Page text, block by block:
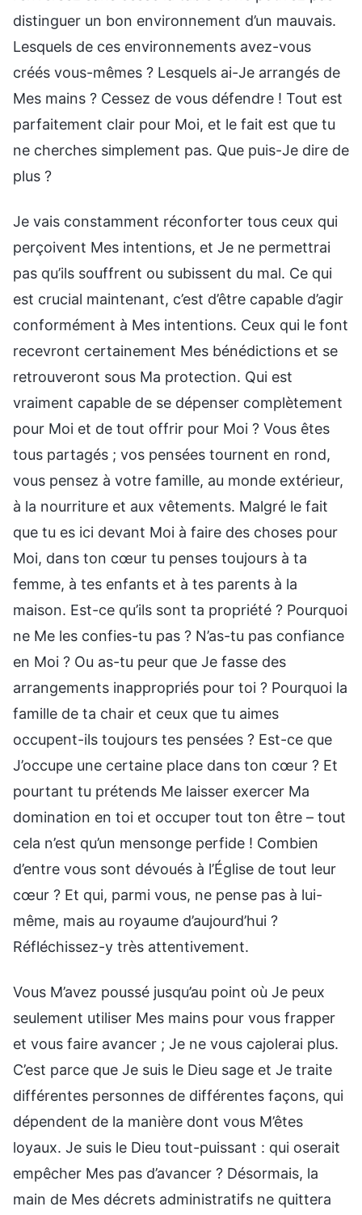
distinguer un bon environnement d’un mauvais.
Lesquels de ces environnements avez-vous
créés vous-mêmes ? Lesquels ai-Je arrangés de
Mes mains ? Cessez de vous défendre ! Tout est
parfaitement clair pour Moi, et le fait est que tu
ne cherches simplement pas. Que puis-Je dire de
plus ?
Je vais constamment réconforter tous ceux qui
perçoivent Mes intentions, et Je ne permettrai
pas qu’ils souffrent ou subissent du mal. Ce qui
est crucial maintenant, c’est d’être capable d’agir
conformément à Mes intentions. Ceux qui le font
recevront certainement Mes bénédictions et se
retrouveront sous Ma protection. Qui est
vraiment capable de se dépenser complètement
pour Moi et de tout offrir pour Moi ? Vous êtes
tous partagés ; vos pensées tournent en rond,
vous pensez à votre famille, au monde extérieur,
à la nourriture et aux vêtements. Malgré le fait
que tu es ici devant Moi à faire des choses pour
Moi, dans ton cœur tu penses toujours à ta
femme, à tes enfants et à tes parents à la
maison. Est-ce qu’ils sont ta propriété ? Pourquoi
ne Me les confies-tu pas ? N’as-tu pas confiance
en Moi ? Ou as-tu peur que Je fasse des
arrangements inappropriés pour toi ? Pourquoi la
famille de ta chair et ceux que tu aimes
occupent-ils toujours tes pensées ? Est-ce que
J’occupe une certaine place dans ton cœur ? Et
pourtant tu prétends Me laisser exercer Ma
domination en toi et occuper tout ton être – tout
cela n’est qu’un mensonge perfide ! Combien
d’entre vous sont dévoués à l’Église de tout leur
cœur ? Et qui, parmi vous, ne pense pas à lui-
même, mais au royaume d’aujourd’hui ?
Réfléchissez-y très attentivement.
Vous M’avez poussé jusqu’au point où Je peux
seulement utiliser Mes mains pour vous frapper
et vous faire avancer ; Je ne vous cajolerai plus.
C’est parce que Je suis le Dieu sage et Je traite
différentes personnes de différentes façons, qui
dépendent de la manière dont vous M’êtes
loyaux. Je suis le Dieu tout-puissant : qui oserait
empêcher Mes pas d’avancer ? Désormais, la
main de Mes décrets administratifs ne quittera